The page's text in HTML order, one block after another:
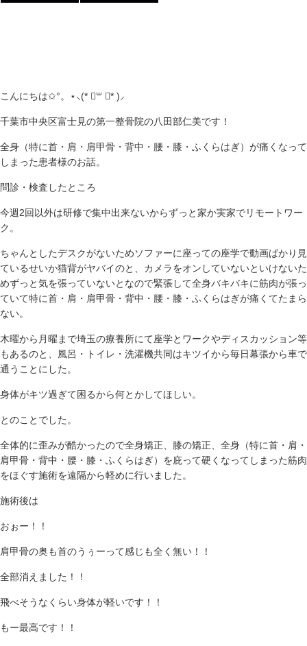
こんにちは✩°。⋆⸜(* ॑꒳ ॑* )⸝
千葉市中央区富士見の第一整骨院の八田部仁美です！
全身（特に首・肩・肩甲骨・背中・腰・膝・ふくらはぎ）が痛くなって
しまった患者様のお話。
問診・検査したところ
今週2回以外は研修で集中出来ないからずっと家か実家でリモートワー
ク。
ちゃんとしたデスクがないためソファーに座っての座学で動画ばかり見
ているせいか猫背がヤバイのと、カメラをオンしていないといけないた
めずっと気を張っていないとなので緊張して全身バキバキに筋肉が張っ
ていて特に首・肩・肩甲骨・背中・腰・膝・ふくらはぎが痛くてたまら
ない。
木曜から月曜まで埼玉の療養所にて座学とワークやディスカッション等
もあるのと、風呂・トイレ・洗濯機共同はキツイから毎日幕張から車で
通うことにした。
身体がキツ過ぎて困るから何とかしてほしい。
とのことでした。
全体的に歪みが酷かったので全身矯正、膝の矯正、全身（特に首・肩・
肩甲骨・背中・腰・膝・ふくらはぎ）を庇って硬くなってしまった筋肉
をほぐす施術を遠隔から軽めに行いました。
施術後は
おぉー！！
肩甲骨の奥も首のうぅーって感じも全く無い！！
全部消えました！！
飛べそうなくらい身体が軽いです！！
もー最高です！！